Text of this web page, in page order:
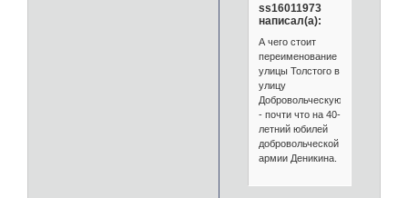
ss16011973
написал(а):
А чего стоит
переименование
улицы Толстого в
улицу
Добровольческую
- почти что на 40-
летний юбилей
добровольческой
армии Деникина.